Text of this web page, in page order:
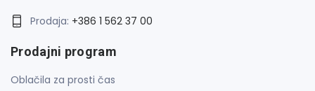
Prodaja: +386 1 562 37 00
Prodajni program
Oblačila za prosti čas